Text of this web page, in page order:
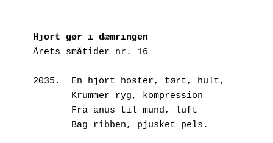
Hjort gør i dæmringen
Årets småtider nr. 16
2035.  En hjort hoster, tørt, hult,
       Krummer ryg, kompression
       Fra anus til mund, luft
       Bag ribben, pjusket pels.